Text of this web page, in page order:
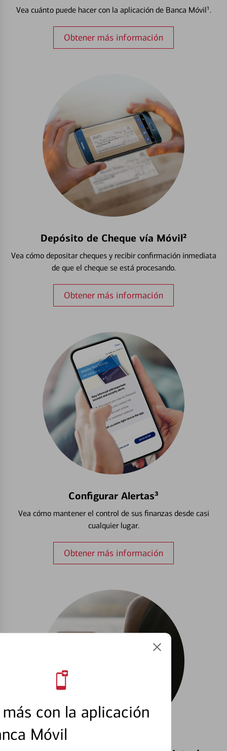
con la aplicación
Móvil
Vea cuánto puede hacer con la aplicación de Banca Móvil¹.
Obtener más información
Depósito de Cheque vía Móvil²
Vea cómo depositar cheques y recibir confirmación inmediata
de que el cheque se está procesando.
Obtener más información
Configurar Alertas³
Vea cómo mantener el control de sus finanzas desde casi
cualquier lugar.
Obtener más información